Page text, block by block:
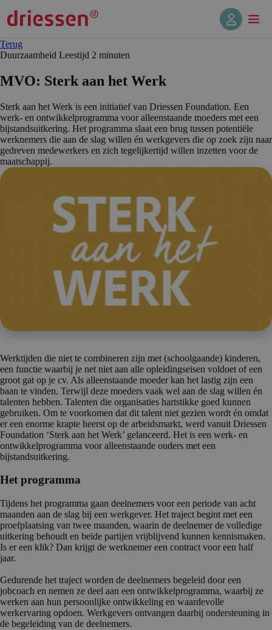
Terug
Duurzaamheid Leestijd 2 minuten
MVO: Sterk aan het Werk
Sterk aan het Werk is een initiatief van Driessen Foundation. Een
werk- en ontwikkelprogramma voor alleenstaande moeders met een
bijstandsuitkering. Het programma slaat een brug tussen potentiële
werknemers die aan de slag willen én werkgevers die op zoek zijn naar
gedreven medewerkers en zich tegelijkertijd willen inzetten voor de
maatschappij.
Werktijden die niet te combineren zijn met (schoolgaande) kinderen,
een functie waarbij je net niet aan alle opleidingseisen voldoet of een
groot gat op je cv. Als alleenstaande moeder kan het lastig zijn een
baan te vinden. Terwijl deze moeders vaak wel aan de slag willen én
talenten hebben. Talenten die organisaties hartstikke goed kunnen
gebruiken. Om te voorkomen dat dit talent niet gezien wordt én omdat
er een enorme krapte heerst op de arbeidsmarkt, werd vanuit Driessen
Foundation ‘Sterk aan het Werk’ gelanceerd. Het is een werk- en
ontwikkelprogramma voor alleenstaande ouders met een
bijstandsuitkering.
Het programma
Tijdens het programma gaan deelnemers voor een periode van acht
maanden aan de slag bij een werkgever. Het traject begint met een
proefplaatsing van twee maanden, waarin de deelnemer de volledige
uitkering behoudt en beide partijen vrijblijvend kunnen kennismaken.
Is er een klik? Dan krijgt de werknemer een contract voor een half
jaar.
Gedurende het traject worden de deelnemers begeleid door een
jobcoach en nemen ze deel aan een ontwikkelprogramma, waarbij ze
werken aan hun persoonlijke ontwikkeling en waardevolle
werkervaring opdoen. Werkgevers ontvangen daarbij ondersteuning in
de begeleiding van de deelnemers.